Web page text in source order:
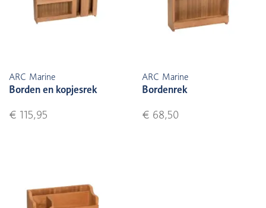
ARC Marine
Borden en kopjesrek
€ 115,95
ARC Marine
Bordenrek
€ 68,50